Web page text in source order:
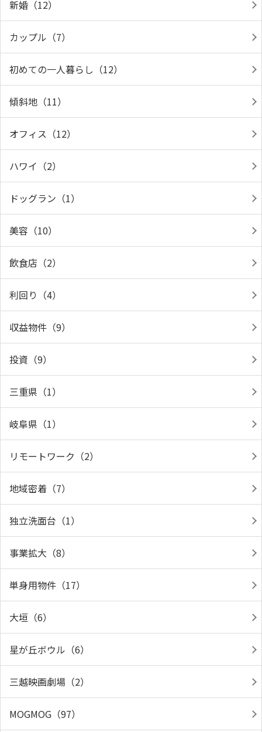
新婚（12）
カップル（7）
初めての一人暮らし（12）
傾斜地（11）
オフィス（12）
ハワイ（2）
ドッグラン（1）
美容（10）
飲食店（2）
利回り（4）
収益物件（9）
投資（9）
三重県（1）
岐阜県（1）
リモートワーク（2）
地域密着（7）
独立洗面台（1）
事業拡大（8）
単身用物件（17）
大垣（6）
星が丘ボウル（6）
三越映画劇場（2）
MOGMOG（97）